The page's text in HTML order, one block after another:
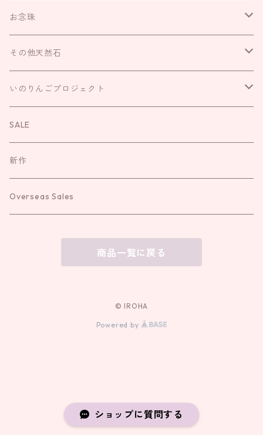
ショップに質問する
がま口
巾着
キーリング
袱紗
ネックレス
リング
ブレスレット
お念珠
IROHAのお念珠
いのりんごプロジェクト
お直し
その他天然石
さざれ
お守り
いのりんごプロジェクト
お念珠
SALE
新作
Overseas Sales
商品一覧に戻る
© IROHA
Powered by